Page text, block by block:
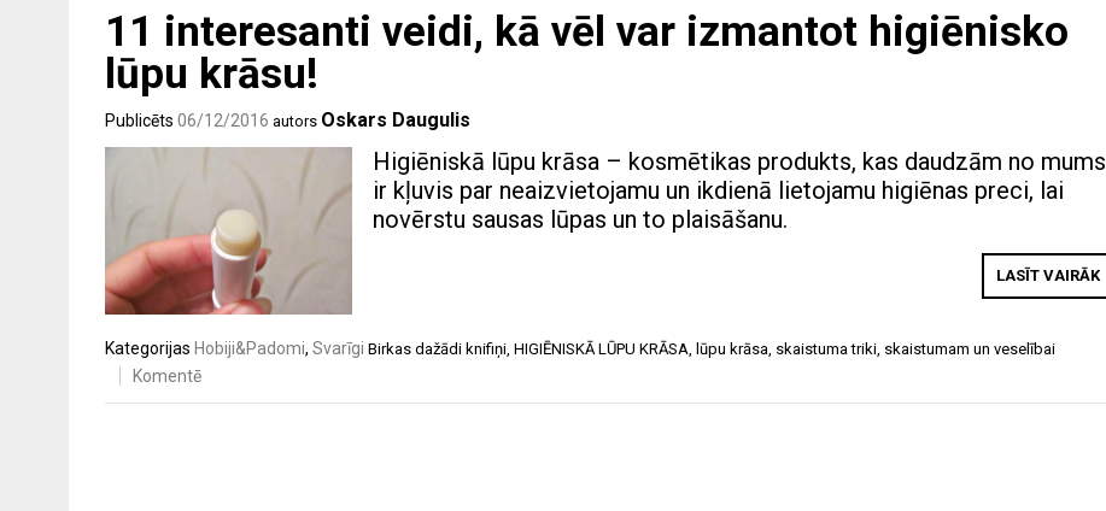
11 interesanti veidi, kā vēl var izmantot higiēnisko
lūpu krāsu!
Publicēts 06/12/2016 autors Oskars Daugulis
Higiēniskā lūpu krāsa – kosmētikas produkts, kas daudzām no mums
ir kļuvis par neaizvietojamu un ikdienā lietojamu higiēnas preci, lai
novērstu sausas lūpas un to plaisāšanu.
LASĪT VAIRĀK
Kategorijas Hobiji&Padomi, Svarīgi Birkas dažādi knifiņi HIGIĒNISKĀ LŪPU KRĀSA lūpu krāsa skaistuma triki skaistumam un veselībai
Komentē